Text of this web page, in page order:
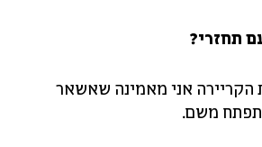
תחזרי?
הקריירה אני מאמינה שאשאר
משם.